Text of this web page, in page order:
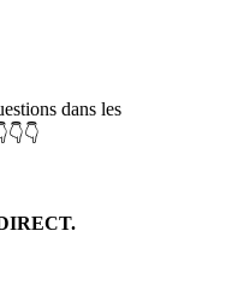
dans les